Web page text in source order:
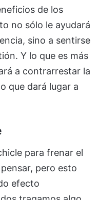
de los
no sólo le ayudará
sino a sentirse
Y lo que es más
a contrarrestar la
que dará lugar a
para frenar el
pero esto
efecto